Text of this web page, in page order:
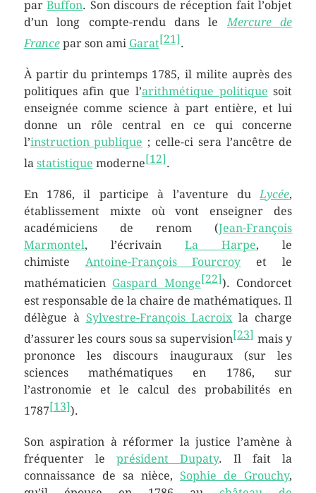
parBuffon. Son discours de réception fait l’objet
d’un long compte-rendu dans le Mercure de
Francepar son ami Garat[21].
À partir du printemps 1785, il milite auprès des
politiques afin que l’arithmétique politique soit
enseignée comme science à part entière, et lui
donne un rôle central en ce qui concerne
l’instruction publique ; celle-ci sera l’ancêtre de
la statistique moderne[12].
En 1786, il participe à l’aventure duLycée,
établissement mixte où vont enseigner des
académiciens de renom (Jean-François
Marmontel, l’écrivain La Harpe, le
chimiste Antoine-François Fourcroy et le
mathématicien Gaspard Monge[22]). Condorcet
est responsable de la chaire de mathématiques. Il
délègue à Sylvestre-François Lacroix la charge
d’assurer les cours sous sa supervision[23] mais y
prononce les discours inauguraux (sur les
sciences mathématiques en 1786, sur
l’astronomie et le calcul des probabilités en
1787[13]).
Son aspiration à réformer la justice l’amène à
fréquenter le président Dupaty. Il fait la
connaissance de sa nièce,Sophie de Grouchy,